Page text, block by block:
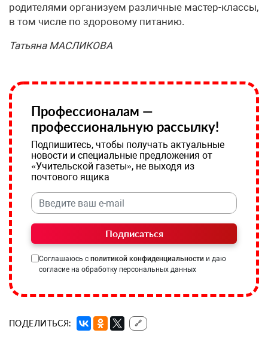
родителями организуем различные мастер-классы,
в том числе по здоровому питанию.
Татьяна МАСЛИКОВА
Профессионалам —
профессиональную рассылку!
Подпишитесь, чтобы получать актуальные
новости и специальные предложения от
«Учительской газеты», не выходя из
почтового ящика
Подписаться
Соглашаюсь с политикой конфиденциальности и даю
согласие на обработку персональных данных
ПОДЕЛИТЬСЯ: 🔗